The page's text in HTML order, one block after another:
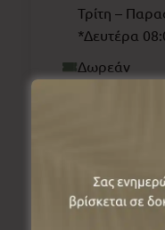
Τρίτη –
*Δευτέρα
Δωρεάν